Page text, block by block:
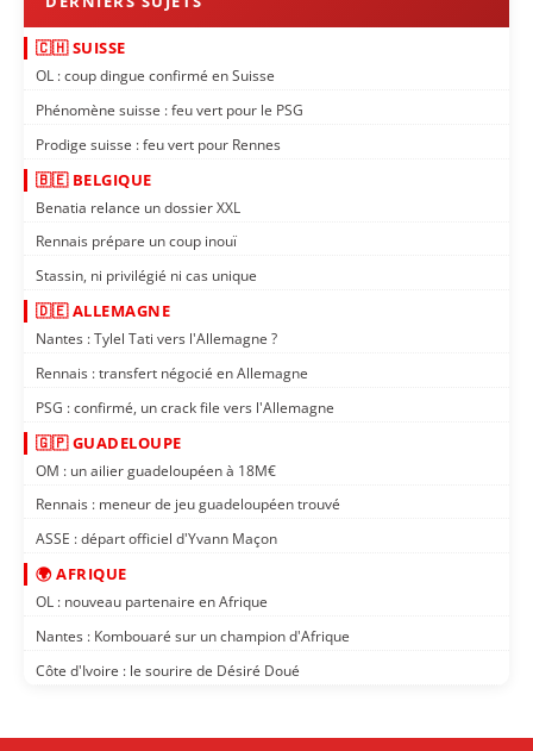
🇨🇭 SUISSE
OL : coup dingue confirmé en Suisse
Phénomène suisse : feu vert pour le PSG
Prodige suisse : feu vert pour Rennes
🇧🇪 BELGIQUE
Benatia relance un dossier XXL
Rennais prépare un coup inouï
Stassin, ni privilégié ni cas unique
🇩🇪 ALLEMAGNE
Nantes : Tylel Tati vers l'Allemagne ?
Rennais : transfert négocié en Allemagne
PSG : confirmé, un crack file vers l'Allemagne
🇬🇵 GUADELOUPE
OM : un ailier guadeloupéen à 18M€
Rennais : meneur de jeu guadeloupéen trouvé
ASSE : départ officiel d'Yvann Maçon
🌍 AFRIQUE
OL : nouveau partenaire en Afrique
Nantes : Kombouaré sur un champion d'Afrique
Côte d'Ivoire : le sourire de Désiré Doué